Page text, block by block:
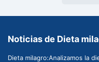
Noticias de Dieta
Dieta milagro:Analizamos la